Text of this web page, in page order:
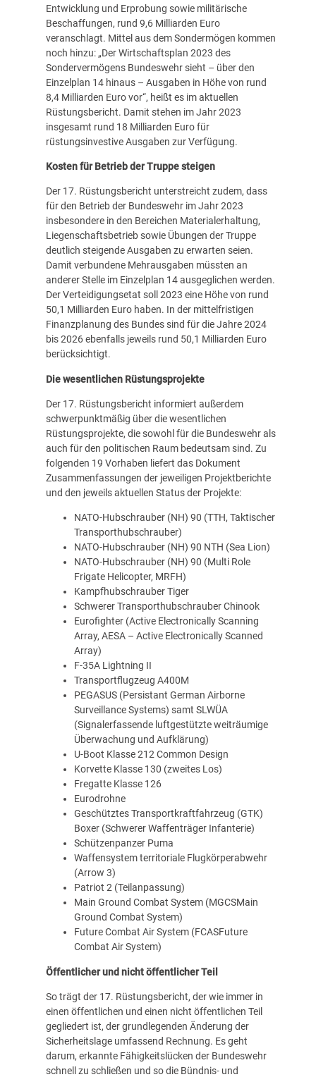
Entwicklung und Erprobung sowie militärische
Beschaffungen, rund 9,6 Milliarden Euro
veranschlagt. Mittel aus dem Sondermögen kommen
noch hinzu: „Der Wirtschaftsplan 2023 des
Sondervermögens Bundeswehr sieht – über den
Einzelplan 14 hinaus – Ausgaben in Höhe von rund
8,4 Milliarden Euro vor“, heißt es im aktuellen
Rüstungsbericht. Damit stehen im Jahr 2023
insgesamt rund 18 Milliarden Euro für
rüstungsinvestive Ausgaben zur Verfügung.
Kosten für Betrieb der Truppe steigen
Der 17. Rüstungsbericht unterstreicht zudem, dass
für den Betrieb der Bundeswehr im Jahr 2023
insbesondere in den Bereichen Materialerhaltung,
Liegenschaftsbetrieb sowie Übungen der Truppe
deutlich steigende Ausgaben zu erwarten seien.
Damit verbundene Mehrausgaben müssten an
anderer Stelle im Einzelplan 14 ausgeglichen werden.
Der Verteidigungsetat soll 2023 eine Höhe von rund
50,1 Milliarden Euro haben. In der mittelfristigen
Finanzplanung des Bundes sind für die Jahre 2024
bis 2026 ebenfalls jeweils rund 50,1 Milliarden Euro
berücksichtigt.
Die wesentlichen Rüstungsprojekte
Der 17. Rüstungsbericht informiert außerdem
schwerpunktmäßig über die wesentlichen
Rüstungsprojekte, die sowohl für die Bundeswehr als
auch für den politischen Raum bedeutsam sind. Zu
folgenden 19 Vorhaben liefert das Dokument
Zusammenfassungen der jeweiligen Projektberichte
und den jeweils aktuellen Status der Projekte:
NATO-Hubschrauber (NH) 90 (TTH, Taktischer
Transporthubschrauber)
NATO-Hubschrauber (NH) 90 NTH (Sea Lion)
NATO-Hubschrauber (NH) 90 (Multi Role
Frigate Helicopter, MRFH)
Kampfhubschrauber Tiger
Schwerer Transporthubschrauber Chinook
Eurofighter (Active Electronically Scanning
Array, AESA – Active Electronically Scanned
Array)
F-35A Lightning II
Transportflugzeug A400M
PEGASUS (Persistant German Airborne
Surveillance Systems) samt SLWÜA
(Signalerfassende luftgestützte weiträumige
Überwachung und Aufklärung)
U-Boot Klasse 212 Common Design
Korvette Klasse 130 (zweites Los)
Fregatte Klasse 126
Eurodrohne
Geschütztes Transportkraftfahrzeug (GTK)
Boxer (Schwerer Waffenträger Infanterie)
Schützenpanzer Puma
Waffensystem territoriale Flugkörperabwehr
(Arrow 3)
Patriot 2 (Teilanpassung)
Main Ground Combat System (MGCSMain
Ground Combat System)
Future Combat Air System (FCASFuture
Combat Air System)
Öffentlicher und nicht öffentlicher Teil
So trägt der 17. Rüstungsbericht, der wie immer in
einen öffentlichen und einen nicht öffentlichen Teil
gegliedert ist, der grundlegenden Änderung der
Sicherheitslage umfassend Rechnung. Es geht
darum, erkannte Fähigkeitslücken der Bundeswehr
schnell zu schließen und so die Bündnis- und